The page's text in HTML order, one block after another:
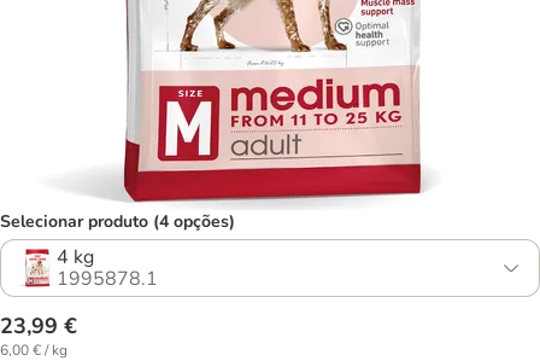
Selecionar produto (4 opções)
4 kg
1995878.1
23,99 €
6,00 € / kg